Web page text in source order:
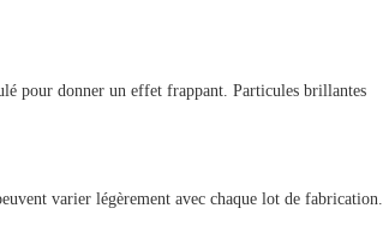
pour donner un effet frappant. Particules brillantes
varier légèrement avec chaque lot de fabrication.